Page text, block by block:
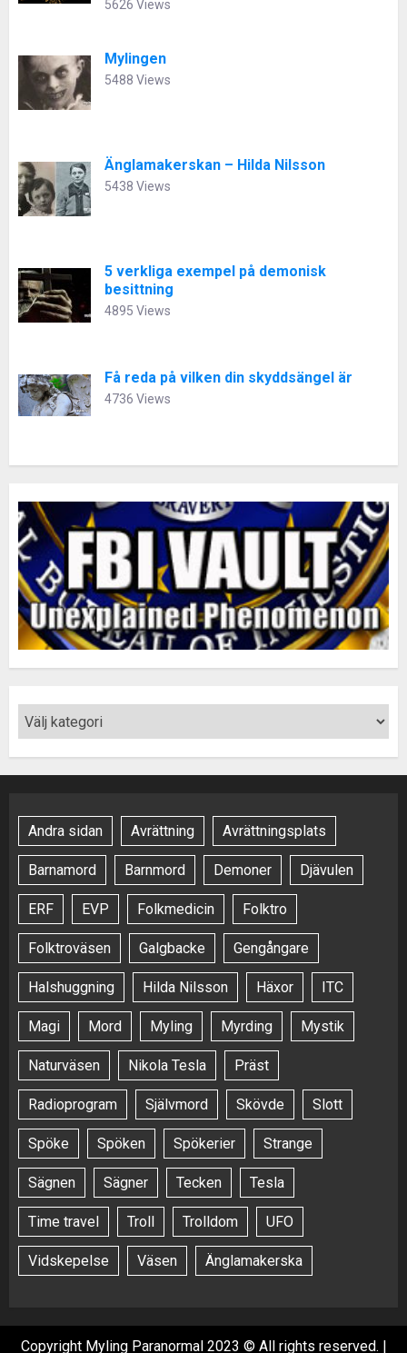
5626 Views
Mylingen
5488 Views
Änglamakerskan – Hilda Nilsson
5438 Views
5 verkliga exempel på demonisk
besittning
4895 Views
Få reda på vilken din skyddsängel är
4736 Views
Andra sidan Avrättning Avrättningsplats
Barnamord Barnmord Demoner Djävulen
ERF EVP Folkmedicin Folktro
Folktroväsen Galgbacke Gengångare
Halshuggning Hilda Nilsson Häxor ITC
Magi Mord Myling Myrding Mystik
Naturväsen Nikola Tesla Präst
Radioprogram Självmord Skövde Slott
Spöke Spöken Spökerier Strange
Sägnen Sägner Tecken Tesla
Time travel Troll Trolldom UFO
Vidskepelse Väsen Änglamakerska
Copyright Myling Paranormal 2023 © All rights reserved. |